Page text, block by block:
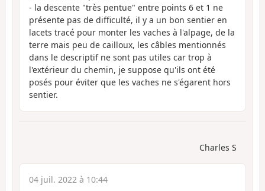
- la descente "très pentue" entre points 6 et 1 ne
présente pas de difficulté, il y a un bon sentier en
lacets tracé pour monter les vaches à l'alpage, de la
terre mais peu de cailloux, les câbles mentionnés
dans le descriptif ne sont pas utiles car trop à
l'extérieur du chemin, je suppose qu'ils ont été
posés pour éviter que les vaches ne s'égarent hors
sentier.
Charles S
04 juil. 2022 à 10:44